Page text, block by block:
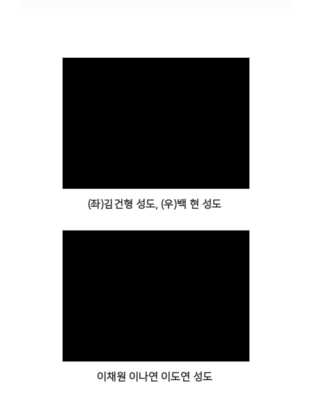
(좌)김건형 성도, (우)백 현 성도
이채원 이나연 이도연 성도